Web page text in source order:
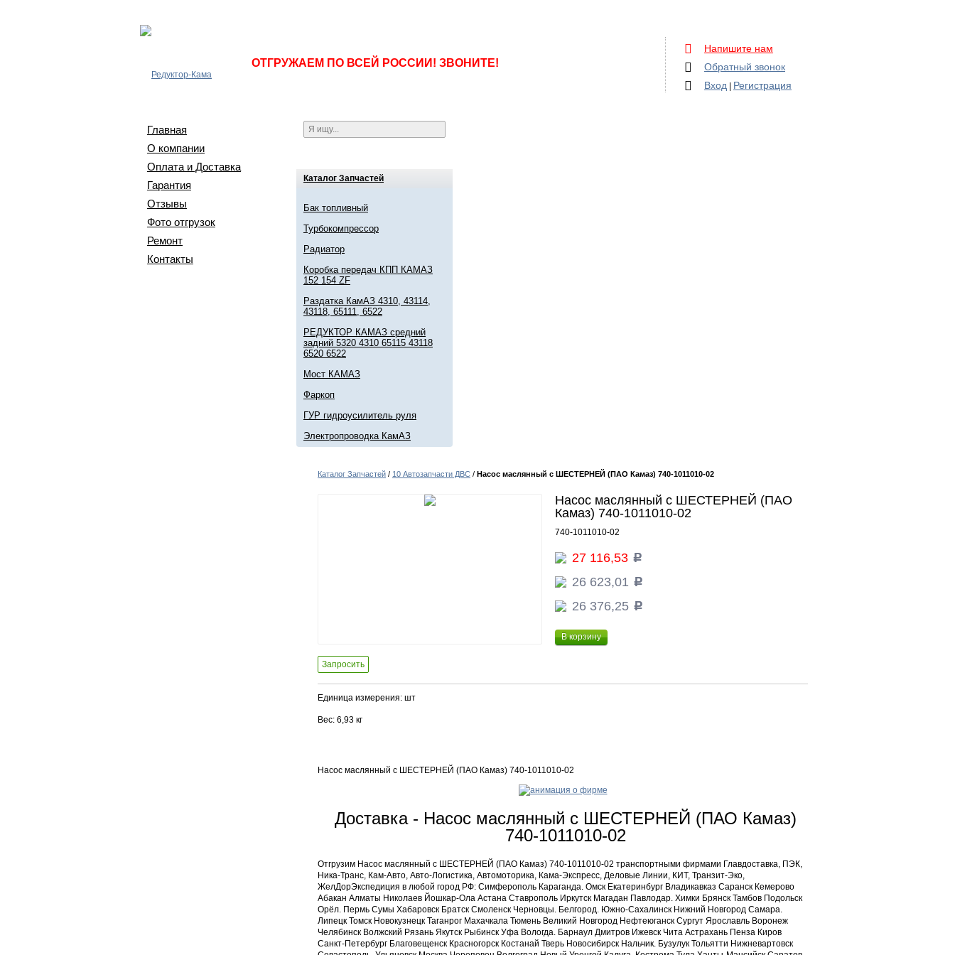
ОТГРУЖАЕМ ПО ВСЕЙ РОССИИ! ЗВОНИТЕ!
Напишите нам
Обратный звонок
Вход | Регистрация
Главная
О компании
Оплата и Доставка
Гарантия
Отзывы
Фото отгрузок
Ремонт
Контакты
Каталог Запчастей
Бак топливный
Турбокомпрессор
Радиатор
Коробка передач КПП КАМАЗ
152 154 ZF
Раздатка КамАЗ 4310, 43114,
43118, 65111, 6522
РЕДУКТОР КАМАЗ средний
задний 5320 4310 65115 43118
6520 6522
Мост КАМАЗ
Фаркоп
ГУР гидроусилитель руля
Электропроводка КамАЗ
Каталог Запчастей / 10 Автозапчасти ДВС / Насос маслянный с ШЕСТЕРНЕЙ (ПАО Камаз) 740-1011010-02
Насос маслянный с ШЕСТЕРНЕЙ (ПАО
Камаз) 740-1011010-02
740-1011010-02
27 116,53 c
26 623,01 c
26 376,25 c
В корзину
Запросить
Единица измерения: шт
Вес: 6,93 кг
Насос маслянный с ШЕСТЕРНЕЙ (ПАО Камаз) 740-1011010-02
Доставка - Насос маслянный с ШЕСТЕРНЕЙ (ПАО Камаз)
740-1011010-02
Отгрузим Насос маслянный с ШЕСТЕРНЕЙ (ПАО Камаз) 740-1011010-02 транспортными фирмами Главдоставка, ПЭК,
Ника-Транс, Кам-Авто, Авто-Логистика, Автомоторика, Кама-Экспресс, Деловые Линии, КИТ, Транзит-Эко,
ЖелДорЭкспедиция в любой город РФ: Симферополь Караганда. Омск Екатеринбург Владикавказ Саранск Кемерово
Абакан Алматы Николаев Йошкар-Ола Астана Ставрополь Иркутск Магадан Павлодар. Химки Брянск Тамбов Подольск
Орёл. Пермь Сумы Хабаровск Братск Смоленск Черновцы. Белгород. Южно-Сахалинск Нижний Новгород Самара.
Липецк Томск Новокузнецк Таганрог Махачкала Тюмень Великий Новгород Нефтеюганск Сургут Ярославль Воронеж
Челябинск Волжский Рязань Якутск Рыбинск Уфа Вологда. Барнаул Дмитров Ижевск Чита Астрахань Пенза Киров
Санкт-Петербург Благовещенск Красногорск Костанай Тверь Новосибирск Нальчик. Бузулук Тольятти Нижневартовск